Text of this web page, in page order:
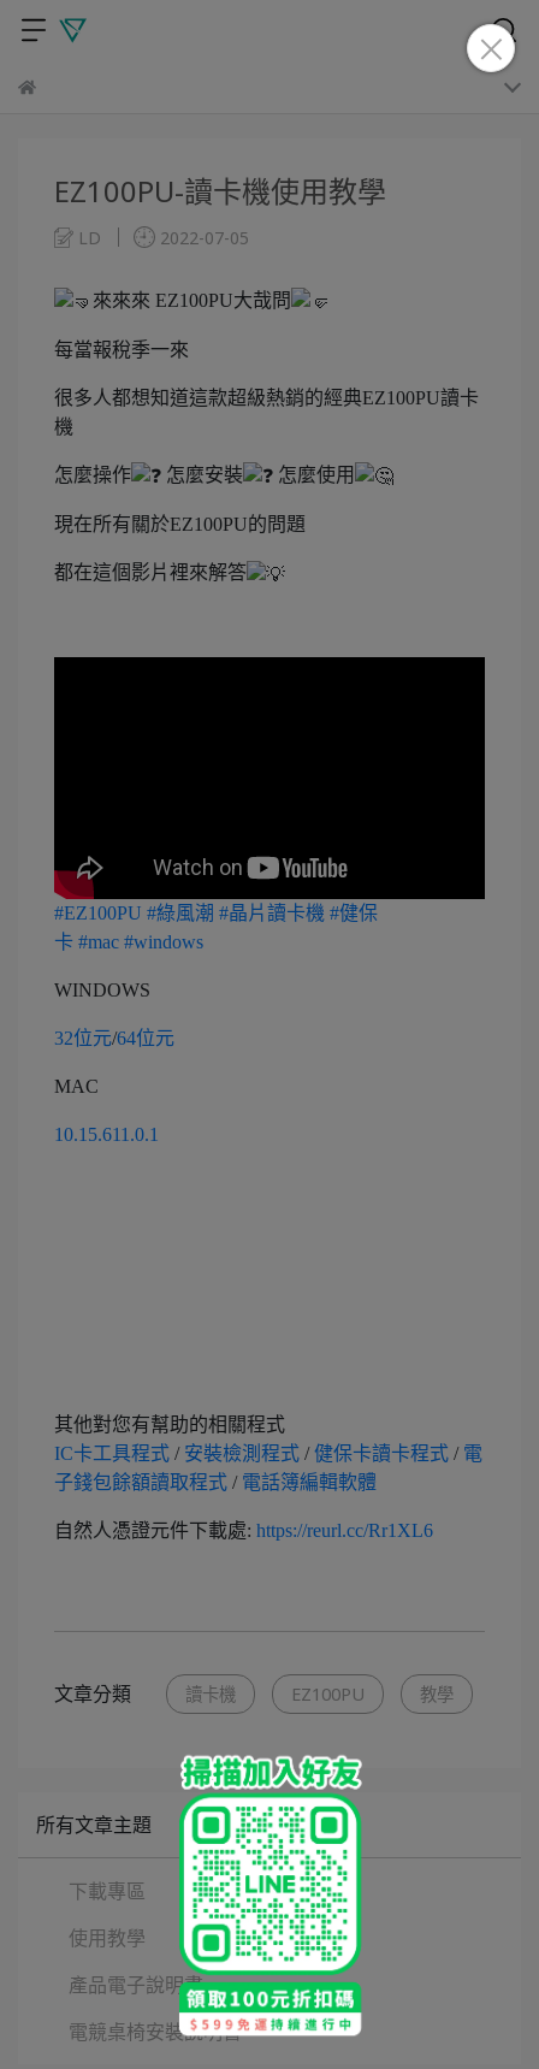
EZ100PU-讀卡機使用教學
LD 2022-07-05
來來來 EZ100PU大哉問
每當報稅季一來
很多人都想知道這款超級熱銷的經典EZ100PU讀卡
機
怎麼操作 怎麼安裝 怎麼使用
現在所有關於EZ100PU的問題
都在這個影片裡來解答
#EZ100PU #綠風潮 #晶片讀卡機 #健保
卡 #mac #windows
WINDOWS
32位元/64位元
MAC
10.15.611.0.1
其他對您有幫助的相關程式
IC卡工具程式 / 安裝檢測程式 /健保卡讀卡程式 / 電
子錢包餘額讀取程式 / 電話簿編輯軟體
自然人憑證元件下載處: https://reurl.cc/Rr1XL6
文章分類 讀卡機 EZ100PU 教學
所有文章主題
下載專區
使用教學
產品電子說明書
電競桌椅安裝說明書